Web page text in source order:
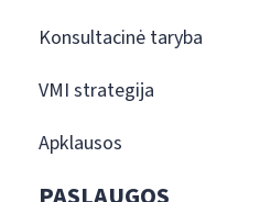
Konsultacinė taryba
VMI strategija
Apklausos